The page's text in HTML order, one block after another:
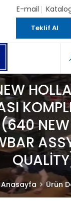
E-mail
Teklif Al
Anasayfa Ürün